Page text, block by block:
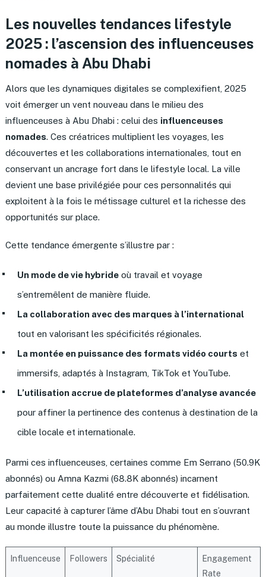
Les nouvelles tendances lifestyle
2025 : l’ascension des influenceuses
nomades à Abu Dhabi
Alors que les dynamiques digitales se complexifient, 2025
voit émerger un vent nouveau dans le milieu des
influenceuses à Abu Dhabi : celui des influenceuses
nomades. Ces créatrices multiplient les voyages, les
découvertes et les collaborations internationales, tout en
conservant un ancrage fort dans le lifestyle local. La ville
devient une base privilégiée pour ces personnalités qui
exploitent à la fois le métissage culturel et la richesse des
opportunités sur place.
Cette tendance émergente s’illustre par :
Un mode de vie hybrideoù travail et voyage
s’entremêlent de manière fluide.
La collaboration avec des marques à l’international
tout en valorisant les spécificités régionales.
La montée en puissance des formats vidéo courts et
immersifs, adaptés à Instagram, TikTok et YouTube.
L’utilisation accrue de plateformes d’analyse avancée
pour affiner la pertinence des contenus à destination de la
cible locale et internationale.
Parmi ces influenceuses, certaines comme Em Serrano (50.9K
abonnés) ou Amna Kazmi (68.8K abonnés) incarnent
parfaitement cette dualité entre découverte et fidélisation.
Leur capacité à capturer l’âme d’Abu Dhabi tout en s’ouvrant
au monde illustre toute la puissance du phénomène.
Influenceuse Followers Spécialité
Engagement
Rate